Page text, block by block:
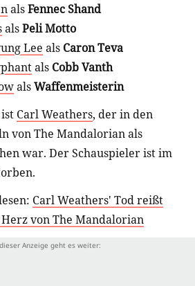
alsFennec Shand
alsPeli Motto
Lee als Caron Teva
als Cobb Vanth
alsWaffenmeisterin
Carl Weathers, der in den
von The Mandalorian als
war. Der Schauspieler ist im
Carl Weathers' Tod reißt
von The Mandalorian